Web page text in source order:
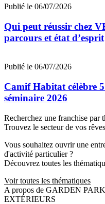
Publié le 06/07/2026
Qui peut réussir chez
parcours et état d’esprit
Publié le 06/07/2026
Camif Habitat célèbre
séminaire 2026
Recherchez une franchise par
Trouvez le secteur de vos
Vous souhaitez ouvrir une
d'activité particulier ?
Découvrez toutes les
Voir toutes les thématiques
A propos de GARDEN
EXTÉRIEURS